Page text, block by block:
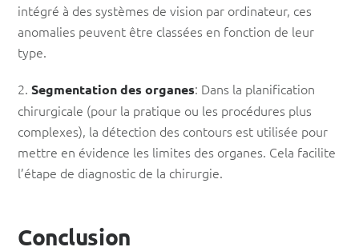
intégré à des systèmes de vision par ordinateur, ces
anomalies peuvent être classées en fonction de leur
type.
2. Segmentation des organes: Dans la planification
chirurgicale (pour la pratique ou les procédures plus
complexes), la détection des contours est utilisée pour
mettre en évidence les limites des organes. Cela facilite
l’étape de diagnostic de la chirurgie.
Conclusion